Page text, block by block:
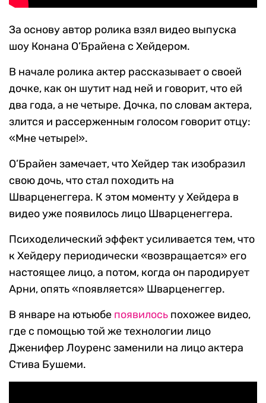
За основу автор ролика взял видео выпуска
шоу Конана О’Брайена с Хейдером.
В начале ролика актер рассказывает о своей
дочке, как он шутит над ней и говорит, что ей
два года, а не четыре. Дочка, по словам актера,
злится и рассерженным голосом говорит отцу:
«Мне четыре!».
О’Брайен замечает, что Хейдер так изобразил
свою дочь, что стал походить на
Шварценеггера. К этом моменту у Хейдера в
видео уже появилось лицо Шварценеггера.
Психоделический эффект усиливается тем, что
к Хейдеру периодически «возвращается» его
настоящее лицо, а потом, когда он пародирует
Арни, опять «появляется» Шварценеггер.
В январе на ютьюбе появилось похожее видео,
где с помощью той же технологии лицо
Дженифер Лоуренс заменили на лицо актера
Стива Бушеми.